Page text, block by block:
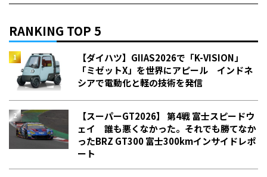
RANKING TOP 5
【ダイハツ】GIIAS2026で「K-VISION」
「ミゼットX」を世界にアピール インドネ
シアで電動化と軽の技術を発信
【スーパーGT2026】 第4戦 富士スピードウ
ェイ 誰も悪くなかった。それでも勝てなか
った――BRZ GT300 富士300kmインサイドレポ
ート